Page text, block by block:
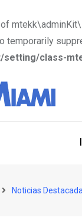
temporarily
setting/class-
Noticias